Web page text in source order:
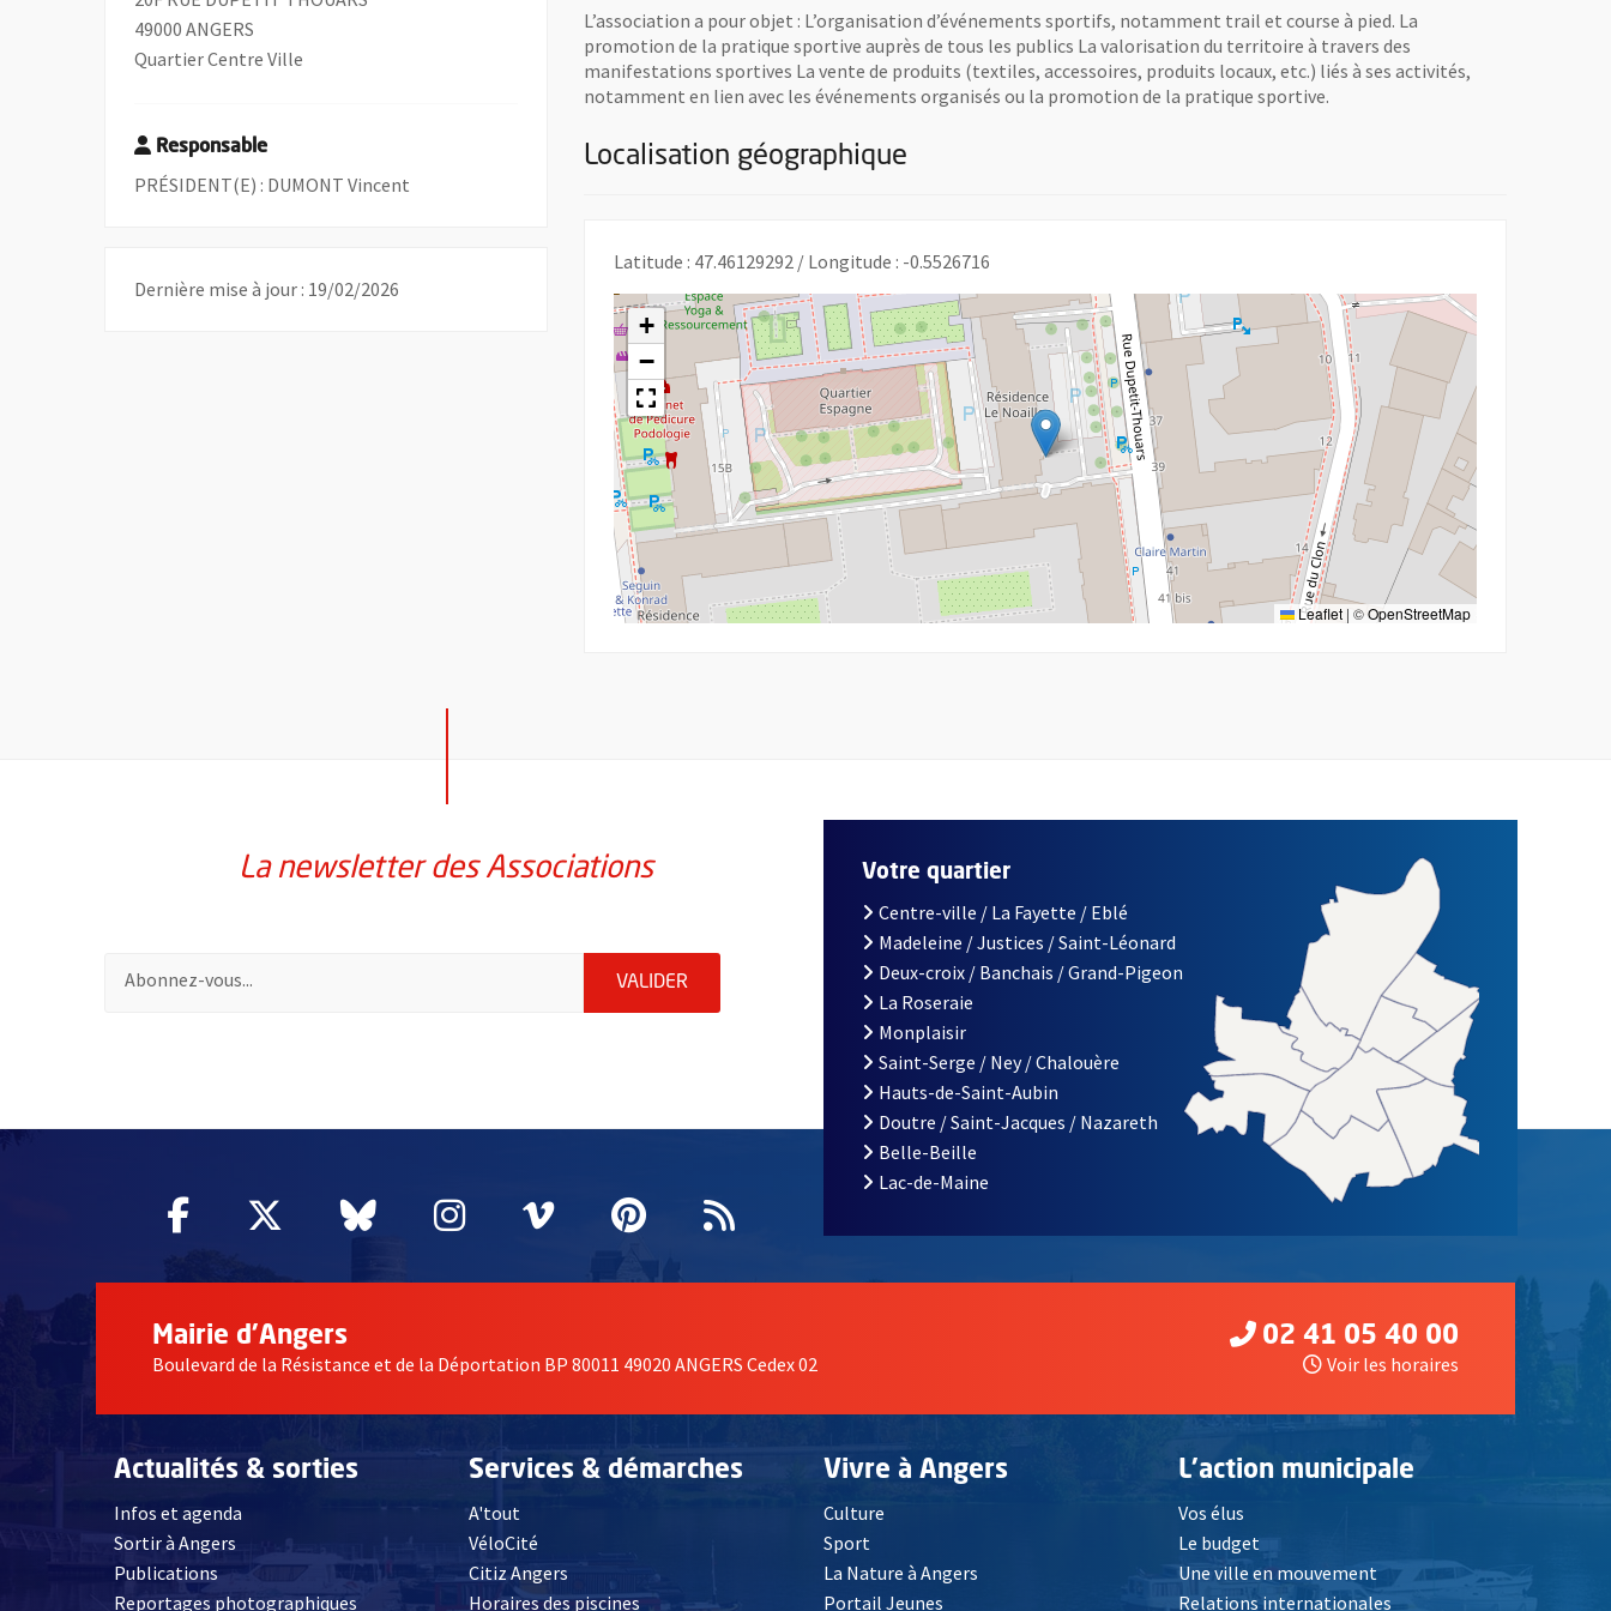
L’association a pour objet : L’organisation d’événements sportifs, notamment trail et course à pied. La
promotion de la pratique sportive auprès de tous les publics La valorisation du territoire à travers des
manifestations sportives La vente de produits (textiles, accessoires, produits locaux, etc.) liés à ses activités,
notamment en lien avec les événements organisés ou la promotion de la pratique sportive.
Localisation géographique
Latitude : 47.46129292 / Longitude : -0.5526716
+
−
Leaflet | ©OpenStreetMap
49000 ANGERS
Quartier Centre Ville
Responsable
PRÉSIDENT(E) : DUMONT Vincent
Dernière mise à jour : 19/02/2026
La newsletter des Associations
Pour vous inscrire à la lettre d'information des associations de la ville d'Angers, indiquez votre email (champ obligatoire)
VALIDER ENVOYER MA DEMANDE D'INSCRIPTION À LA LETTRE D'INFORMATION DES ASSOCIATIONS DE LA VILLE
Facebook
, Ouvre une nouvelle fenêtre
Twitter
, Ouvre une nouvelle fenêtre
Bluesky
, Ouvre une nouvelle fenêtre
Instagram
, Ouvre une nouvelle fenêtre
Vimeo
, Ouvre une nouvelle fenêtre
Pinterest
, Ouvre une nouvelle fenêtre
Flux RSS
Votre quartier
Centre-ville / La Fayette / Eblé
Madeleine / Justices / Saint-Léonard
Deux-croix / Banchais / Grand-Pigeon
La Roseraie
Monplaisir
Saint-Serge / Ney / Chalouère
Hauts-de-Saint-Aubin
Doutre / Saint-Jacques / Nazareth
Belle-Beille
Lac-de-Maine
Mairie d'Angers
Boulevard de la Résistance et de la Déportation BP 80011 49020 ANGERS Cedex 02
02 41 05 40 00
Voir les horaires
Actualités & sorties
Infos et agenda
Sortir à Angers
Publications
Reportages photographiques
Services & démarches
A'tout
VéloCité
Citiz Angers , Ouvre une nouvelle fenêtre
Horaires des piscines
Vivre à Angers
Culture
Sport
La Nature à Angers
Portail Jeunes
L'action municipale
Vos élus
Le budget
Une ville en mouvement
Relations internationales